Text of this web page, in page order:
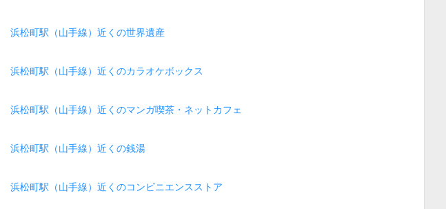
浜松町駅（山手線）近くの世界遺産
浜松町駅（山手線）近くのカラオケボックス
浜松町駅（山手線）近くのマンガ喫茶・ネットカフェ
浜松町駅（山手線）近くの銭湯
浜松町駅（山手線）近くのコンビニエンスストア